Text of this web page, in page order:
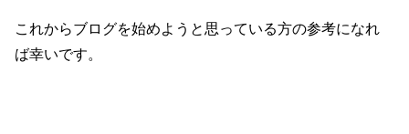
これからブログを始めようと思っている方の参考になれ
ば幸いです。